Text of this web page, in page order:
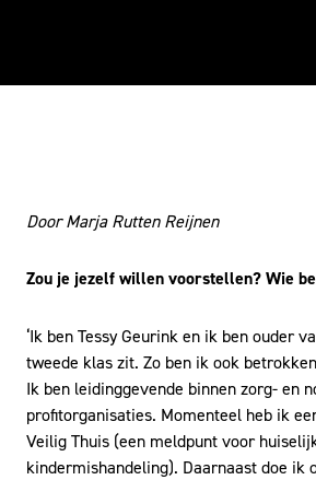
Door Marja Rutten Reijnen
Zou je jezelf willen voorstellen? Wie
‘Ik ben Tessy Geurink en ik ben ouder
tweede klas zit. Zo ben ik ook
Ik ben leidinggevende binnen zorg- en
profitorganisaties. Momenteel heb ik
Veilig Thuis (een meldpunt voor
kindermishandeling). Daarnaast doe ik